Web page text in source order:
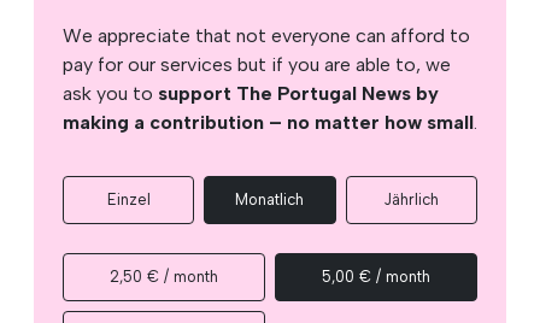
We appreciate that not everyone can afford to
pay for our services but if you are able to, we
ask you to support The Portugal News by
making a contribution – no matter how small.
Einzel Monatlich Jährlich
2,50 € / month 5,00 € / month